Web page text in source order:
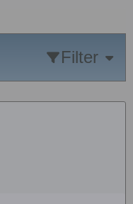
Filter